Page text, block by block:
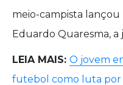
meio-campista lançou
Eduardo Quaresma, a
LEIA MAIS: O jovem
futebol como luta